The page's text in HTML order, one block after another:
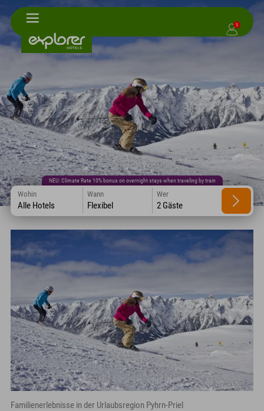
1
NEU: Climate Rate 10% bonus on overnight stays when traveling by train
Wohin
Alle Hotels
Wann
Flexibel
Wer
2 Gäste
Familienerlebnisse in der Urlaubsregion Pyhrn-Priel